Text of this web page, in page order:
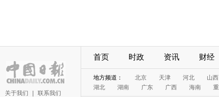
关于我们 联系我们
首页 时政 资讯 财经
地方频道： 北京 天津 河北
山西
湖北
湖南 广东 广西 海南